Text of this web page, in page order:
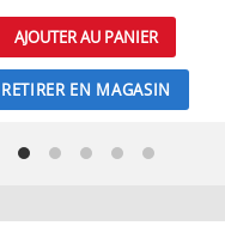
AJOUTER AU PANIER
RETIRER EN MAGASIN